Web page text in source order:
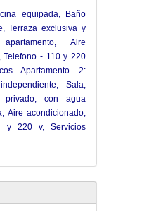
equipada, Baño
Terraza exclusiva y
Aire
Telefono - 110 y 220
Apartamento 2:
Sala,
privado, con agua
Aire acondicionado,
y 220 v, Servicios